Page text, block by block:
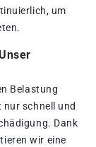
um
Belastung
schnell und
Dank
wir eine